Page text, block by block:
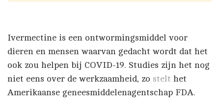
Ivermectine is een ontwormingsmiddel voor
dieren en mensen waarvan gedacht wordt dat het
ook zou helpen bij COVID-19. Studies zijn het nog
niet eens over de werkzaamheid, zo stelt het
Amerikaanse geneesmiddelenagentschap FDA.